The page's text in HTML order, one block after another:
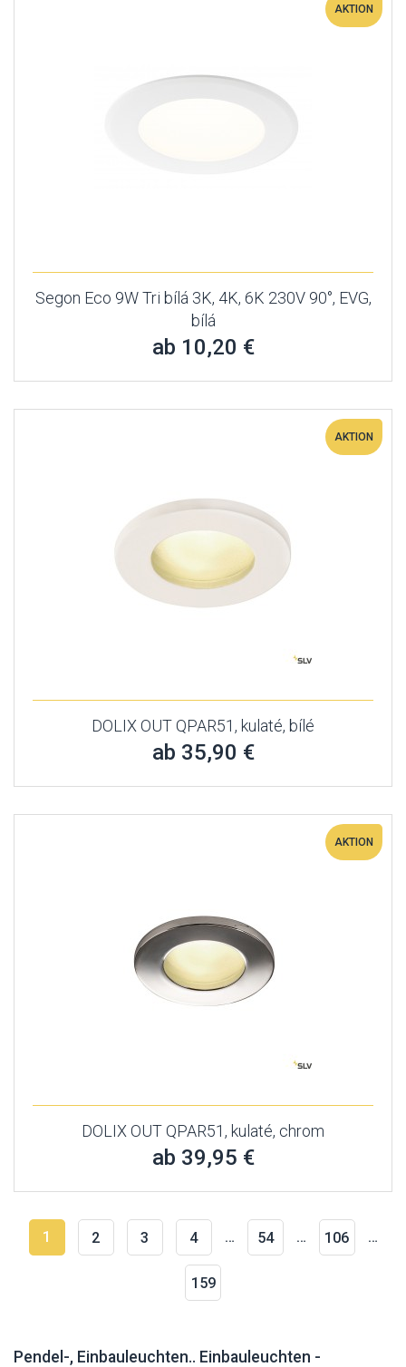
AKTION
Segon Eco 9W Tri bílá 3K, 4K, 6K 230V 90°, EVG,
bílá
ab 10,20 €
AKTION
DOLIX OUT QPAR51, kulaté, bílé
ab 35,90 €
AKTION
DOLIX OUT QPAR51, kulaté, chrom
ab 39,95 €
1 2 3 4 … 54 … 106 …
159
Pendel-, Einbauleuchten.. Einbauleuchten -